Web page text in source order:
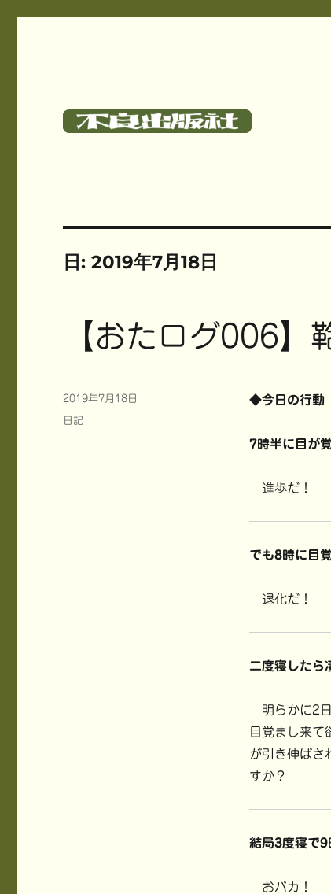
日:2019年7月18日
【おたログ006】
◆今日の行動
7時半に目が
進歩だ！
でも8時に目
退化だ！
二度寝したら
明らかに2日
目覚まし来て
が引き伸ばさ
すか？
結局3度寝で9
おバカ！
投
稿
2019年7月18日
カ
日記